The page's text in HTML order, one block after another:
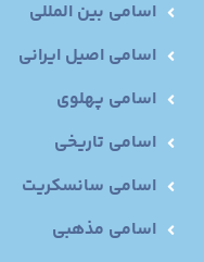
اسامی بین المللی
اسامی اصیل ایرانی
اسامی پهلوی
اسامی تاریخی
اسامی سانسکریت
اسامی مذهبی